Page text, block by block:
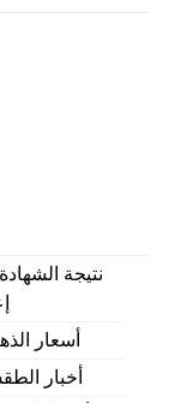
أسعار
أخبار